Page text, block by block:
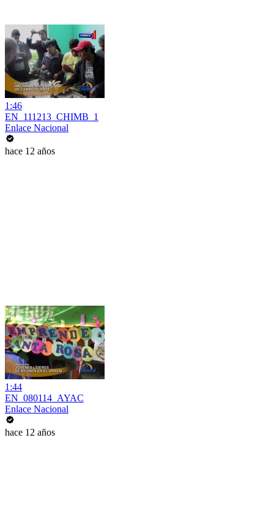
1:46
EN_111213_CHIMB_1
Enlace Nacional
hace 12 años
1:44
EN_080114_AYAC
Enlace Nacional
hace 12 años